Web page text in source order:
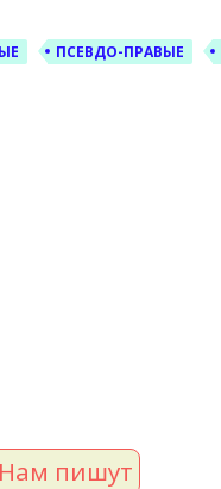
ПСЕВДО-ПРАВЫЕ
Нам пишут